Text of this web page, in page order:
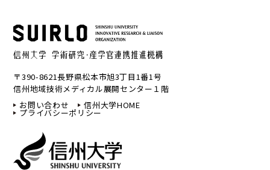
〒390-8621長野県松本市旭3丁目1番1号
信州地域技術メディカル展開センター１階
お問い合わせ
信州大学HOME
プライバシーポリシー